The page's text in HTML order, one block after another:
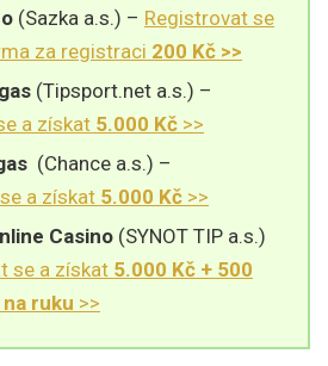
(Sazka a.s.) – Registrovat se
za registraci 200 Kč >>
(Tipsport.net a.s.) –
a získat 5.000 Kč >>
(Chance a.s.) –
a získat 5.000 Kč >>
Casino (SYNOT TIP a.s.)
se a získat 5.000 Kč + 500
na ruku >>